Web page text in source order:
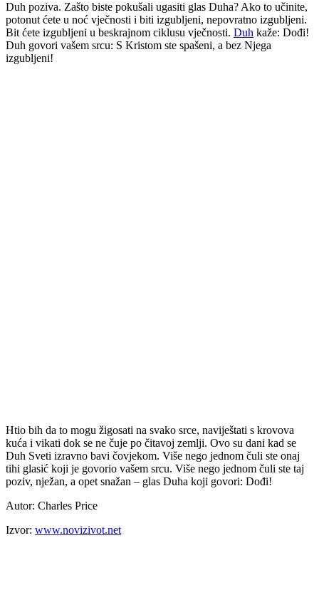
Duh poziva. Zašto biste pokušali ugasiti glas Duha? Ako to učinite,
potonut ćete u noć vječnosti i biti izgubljeni, nepovratno izgubljeni.
Bit ćete izgubljeni u beskrajnom ciklusu vječnosti. Duh kaže: Dođi!
Duh govori vašem srcu: S Kristom ste spašeni, a bez Njega
izgubljeni!
Htio bih da to mogu žigosati na svako srce, naviještati s krovova
kuća i vikati dok se ne čuje po čitavoj zemlji. Ovo su dani kad se
Duh Sveti izravno bavi čovjekom. Više nego jednom čuli ste onaj
tihi glasić koji je govorio vašem srcu. Više nego jednom čuli ste taj
poziv, nježan, a opet snažan – glas Duha koji govori: Dođi!
Autor: Charles Price
Izvor: www.novizivot.net